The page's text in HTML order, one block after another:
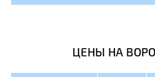
ЦЕНЫ НА